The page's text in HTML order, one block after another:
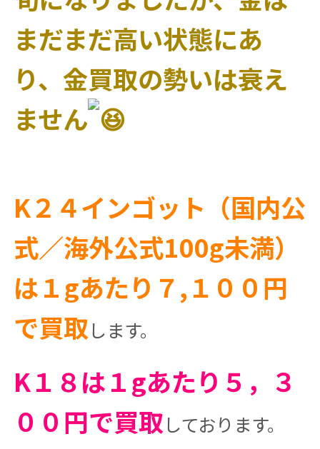
まだまだ高い状態にあ
り、金買取の勢いは衰え
ません
K２４インゴット（国内公
式／海外公式100g未満）
は１gあたり７,１００円
で買取します。
K１８は１gあたり５，３
００円で買取しております。